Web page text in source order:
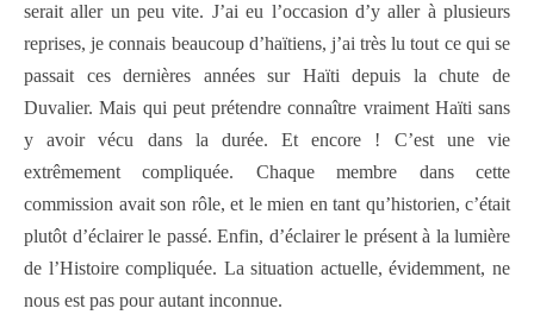
serait aller un peu vite. J’ai eu l’occasion d’y aller à plusieurs
reprises, je connais beaucoup d’haïtiens, j’ai très lu tout ce qui se
passait ces dernières années sur Haïti depuis la chute de
Duvalier. Mais qui peut prétendre connaître vraiment Haïti sans
y avoir vécu dans la durée. Et encore ! C’est une vie
extrêmement compliquée. Chaque membre dans cette
commission avait son rôle, et le mien en tant qu’historien, c’était
plutôt d’éclairer le passé. Enfin, d’éclairer le présent à la lumière
de l’Histoire compliquée. La situation actuelle, évidemment, ne
nous est pas pour autant inconnue.